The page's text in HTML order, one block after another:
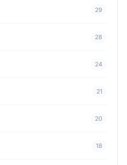
29
28
24
21
20
18